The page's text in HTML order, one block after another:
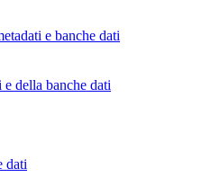
e banche dati
della banche dati
dati